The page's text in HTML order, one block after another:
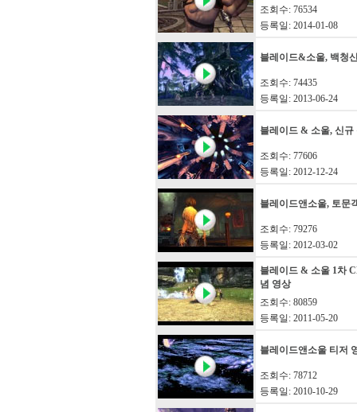
조회수: 76534
등록일: 2014-01-08
블레이드&소울, 백청
조회수: 74435
등록일: 2013-06-24
블레이드 & 소울, 신규
조회수: 77606
등록일: 2012-12-24
블레이드앤소울, 토문
조회수: 79276
등록일: 2012-03-02
블레이드 & 소울 1차
념 영상
조회수: 80859
등록일: 2011-05-20
블레이드앤소울 티저
조회수: 78712
등록일: 2010-10-29